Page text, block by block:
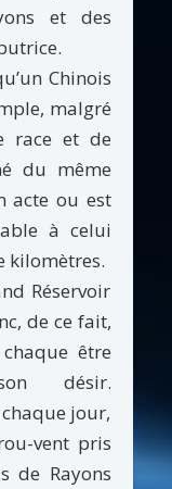
et des
Chinois
malgré
race et de
du même
acte ou est
à celui
kilomètres.
Réservoir
de ce fait,
être
désir.
jour,
vent pris
de Rayons